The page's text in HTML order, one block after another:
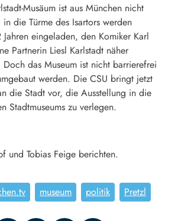
Musäum ist aus München nicht
die Türme des Isartors werden
Jahren eingeladen, den Komiker Karl
Partnerin Liesl Karlstadt näher
Doch das Museum ist nicht barrierefrei
werden. Die CSU bringt jetzt
die Stadt vor, die Ausstellung in die
Stadtmuseums zu verlegen.
und Tobias Feige berichten.
museum politik Pretzl